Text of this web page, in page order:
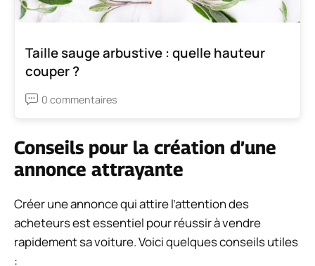
Taille sauge arbustive : quelle hauteur
couper ?
0 commentaires
Conseils pour la création d’une
annonce attrayante
Créer une annonce qui attire l’attention des
acheteurs est essentiel pour réussir à vendre
rapidement sa voiture. Voici quelques conseils utiles
: